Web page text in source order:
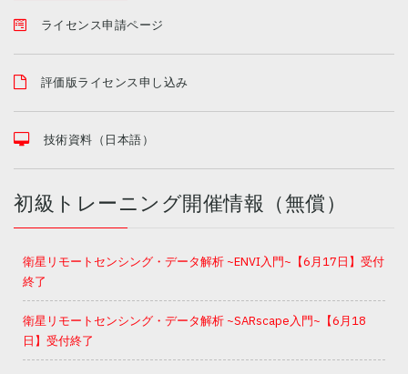
ライセンス申請ページ
評価版ライセンス申し込み
技術資料（日本語）
初級トレーニング開催情報（無償）
衛星リモートセンシング・データ解析 ~ENVI入門~【6月17日】受付
終了
衛星リモートセンシング・データ解析 ~SARscape入門~【6月18
日】受付終了